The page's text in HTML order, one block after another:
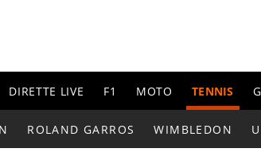
DIRETTE LIVE F1 MOTO TENNIS
ROLAND GARROS WIMBLEDON